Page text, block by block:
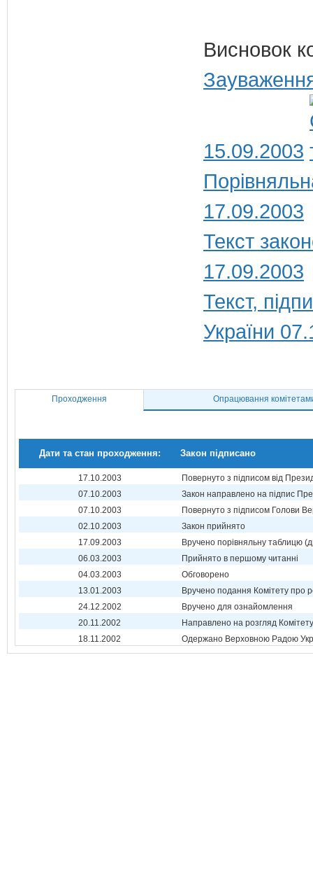
Висновок
15.09.2003
17.09.2003
Текст
17.09.2003
Текст,
України
Проходження Опрацювання
Дати та стан проходження: Закон підписано
17.10.2003
Повернуто з підписом від
07.10.2003
Закон направлено на підпис
07.10.2003
Повернуто з підписом Голови
02.10.2003
Закон прийнято
17.09.2003
Вручено порівняльну таблицю
06.03.2003
Прийнято в першому читанні
04.03.2003
Обговорено
13.01.2003
Вручено подання Комітету про
24.12.2002
Вручено для ознайомлення
20.11.2002
Направлено на розгляд Комітету
18.11.2002
Одержано Верховною Радою